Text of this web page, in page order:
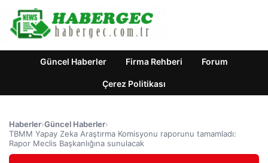
Güncel Haberler Firma Rehberi Forum
Çerez Politikası
Haberler›Güncel Haberler›
TBMM Yapay Zeka Araştırma Komisyonu raporunu tamamladı:
Rapor Meclis Başkanlığına sunulacak